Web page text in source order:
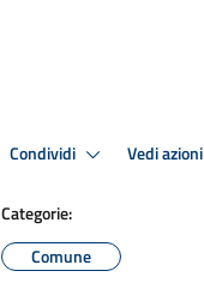
Condividi Vedi azioni
Categorie:
Comune